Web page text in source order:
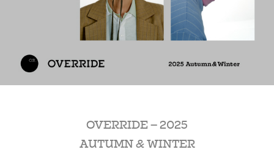
OVERRIDE – 2025
AUTUMN & WINTER